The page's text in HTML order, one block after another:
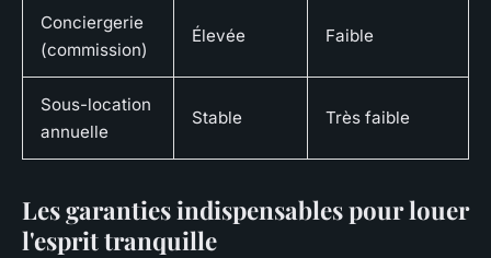
Conciergerie
(commission)
Élevée Faible
Sous-location
annuelle
Stable Très faible
Les garanties indispensables pour louer
l'esprit tranquille